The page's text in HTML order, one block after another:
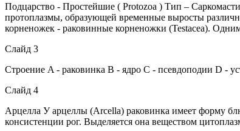
Подцарство - Простейшие ( Protozoa ) Тип –
протоплазмы, образующей временные выросты
корненожек - раковинные корненожки (Testacea).
Слайд 3
Строение A - раковинка В - ядро С - псевдоподии D -
Слайд 4
Арцелла У арцеллы (Arcella) раковинка имеет форму
консистенции рог. Выделяется она веществом